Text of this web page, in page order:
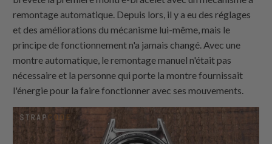
remontage automatique. Depuis lors, il y a eu des réglages
et des améliorations du mécanisme lui-même, mais le
principe de fonctionnement n'a jamais changé. Avec une
montre automatique, le remontage manuel n'était pas
nécessaire et la personne qui porte la montre fournissait
l'énergie pour la faire fonctionner avec ses mouvements.